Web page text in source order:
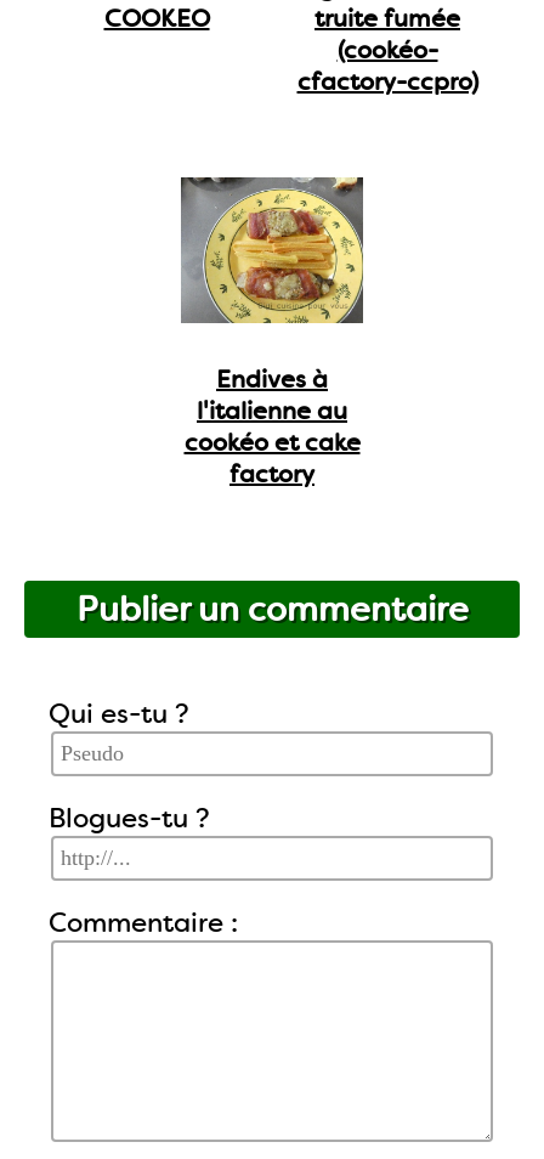
COOKEO
truite fumée
(cookéo-
cfactory-ccpro)
Endives à
l'italienne au
cookéo et cake
factory
Publier un commentaire
Qui es-tu ?
Blogues-tu ?
Commentaire :